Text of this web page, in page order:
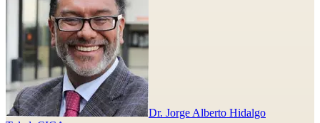
Dr. Jorge Alberto Hidalgo